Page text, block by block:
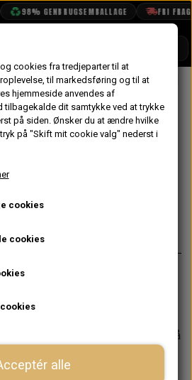
98% GENBRUGSEMBALLAGE FRI FRAGT
Karrosseri Bag Klips til
til
kr.
14A6585
skal bruges 26 stk. til en
14A6585KIT
Varen er på
cookies fra tredjeparter til at
til markedsføring og til at
hjemmeside anvendes af
tilbagekalde dit samtykke ved at trykke
på siden. Ønsker du at ændre hvilke
på "Skift mit cookie valg" nederst i
cookies
cookies
alle